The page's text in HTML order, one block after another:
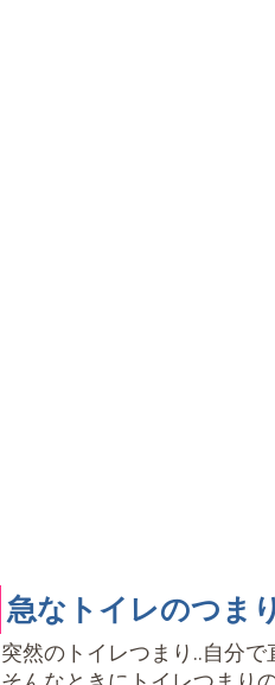
急なトイレのつま
突然のトイレつまり..自分で